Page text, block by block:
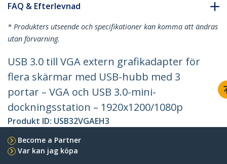
FAQ & Efterlevnad
* Produkters utseende och specifikationer kan komma att ändras
utan förvarning.
USB 3.0 till VGA extern grafikadapter för
flera skärmar med USB-hubb med 3
portar – VGA och USB 3.0-mini-
dockningsstation – 1920x1200/1080p
Produkt ID: USB32VGAEH3
Become a Partner
Var kan jag köpa